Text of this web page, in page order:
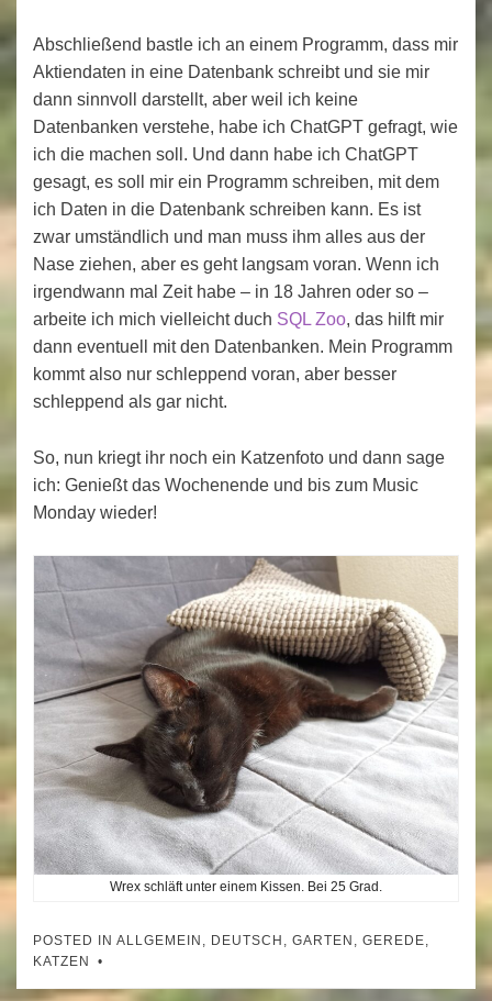
Abschließend bastle ich an einem Programm, dass mir
Aktiendaten in eine Datenbank schreibt und sie mir
dann sinnvoll darstellt, aber weil ich keine
Datenbanken verstehe, habe ich ChatGPT gefragt, wie
ich die machen soll. Und dann habe ich ChatGPT
gesagt, es soll mir ein Programm schreiben, mit dem
ich Daten in die Datenbank schreiben kann. Es ist
zwar umständlich und man muss ihm alles aus der
Nase ziehen, aber es geht langsam voran. Wenn ich
irgendwann mal Zeit habe – in 18 Jahren oder so –
arbeite ich mich vielleicht duch SQL Zoo, das hilft mir
dann eventuell mit den Datenbanken. Mein Programm
kommt also nur schleppend voran, aber besser
schleppend als gar nicht.
So, nun kriegt ihr noch ein Katzenfoto und dann sage
ich: Genießt das Wochenende und bis zum Music
Monday wieder!
Wrex schläft unter einem Kissen. Bei 25 Grad.
POSTED IN ALLGEMEIN DEUTSCH GARTEN GEREDE
KATZEN